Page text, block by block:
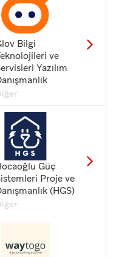
Bilgi
ve
Yazılım
Güç
Proje ve
(HGS)